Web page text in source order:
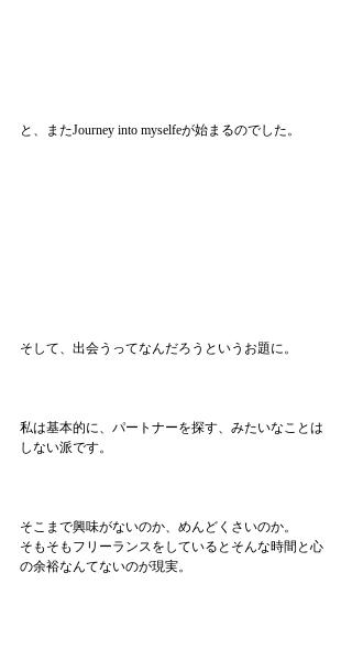
と、またJourney into myselfeが始まるのでした。
そして、出会うってなんだろうというお題に。
私は基本的に、パートナーを探す、みたいなことは
しない派です。
そこまで興味がないのか、めんどくさいのか。
そもそもフリーランスをしているとそんな時間と心
の余裕なんてないのが現実。